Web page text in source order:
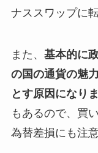
ナススワップに
また、 基本的に
の国の通貨の魅
とす原因になりま
もあるので、買
為替差損にも注